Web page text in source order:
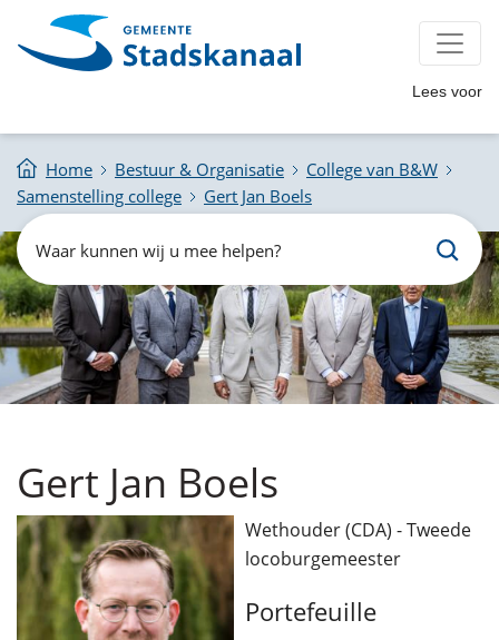
Lees voor
Home Bestuur & Organisatie
College van B&W
Samenstelling college
Gert Jan Boels
Zoeken
Waar
kunnen
wij
u
mee
helpen?
Gert Jan Boels
Wethouder (CDA) - Tweede
locoburgemeester
Portefeuille